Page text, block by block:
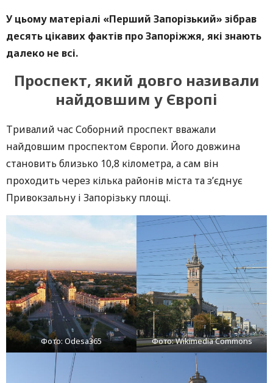
У цьому матеріалі «Перший Запорізький» зібрав
десять цікавих фактів про Запоріжжя, які знають
далеко не всі.
Проспект, який довго називали
найдовшим у Європі
Тривалий час Соборний проспект вважали
найдовшим проспектом Європи. Його довжина
становить близько 10,8 кілометра, а сам він
проходить через кілька районів міста та з’єднує
Привокзальну і Запорізьку площі.
Фото: Odesa365 Фото: Wikimedia Commons